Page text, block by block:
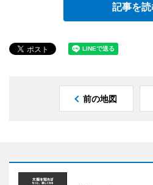
記事を
前の地図